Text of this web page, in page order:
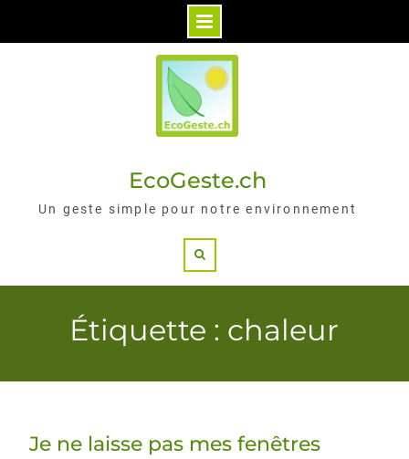
EcoGeste.ch
Un geste simple pour notre environnement
Étiquette : chaleur
Je ne laisse pas mes fenêtres